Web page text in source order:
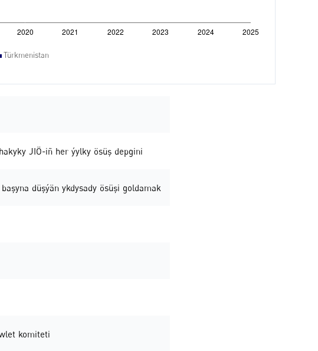
JIÖ-iñ her ýylky ösüş depgini
düşýän ykdysady ösüşi goldamak
komiteti